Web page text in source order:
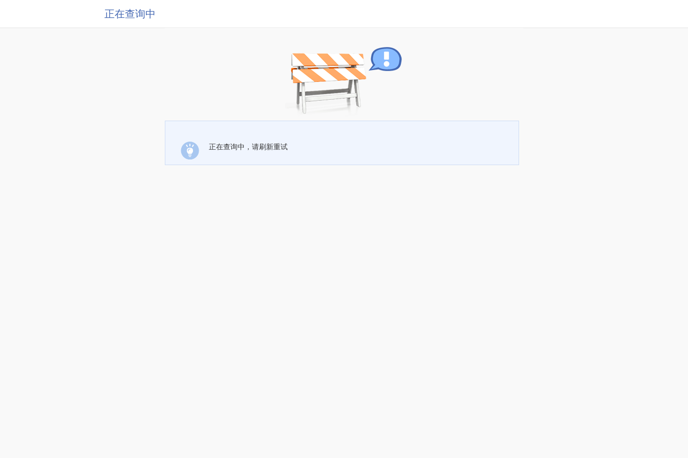
正在查询中
正在查询中，请刷新重试